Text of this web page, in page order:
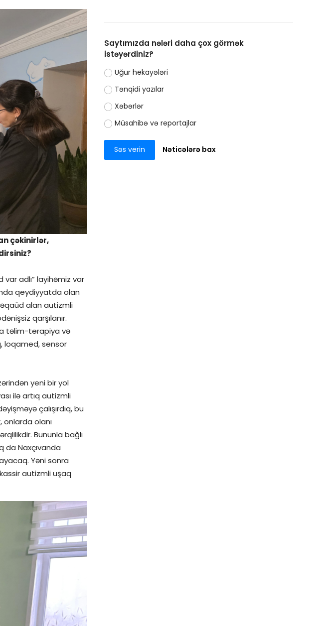
çəkinirlər,
var adlı” layihəmiz var
qeydiyyatda olan
alan autizmli
qarşılanır.
təlim-terapiya və
loqamed, sensor
yeni bir yol
ilə artıq autizmli
çalışırdıq, bu
olanı
Bununla bağlı
da Naxçıvanda
Yəni sonra
autizmli uşaq
Saytımızda nələri daha çox görmək
istəyərdiniz?
Uğur hekayələri
Tənqidi yazılar
Xəbərlər
Müsahibə və reportajlar
Səs verin Nəticələrə bax